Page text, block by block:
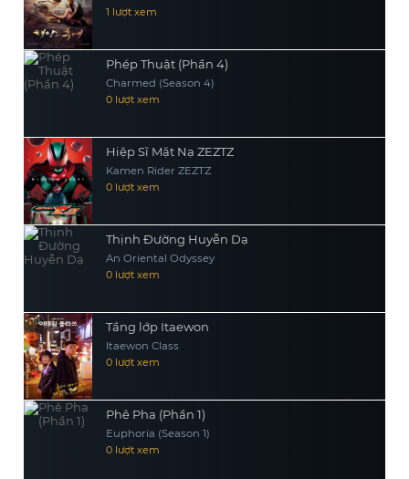
1 lượt xem
Phép Thuật (Phần 4)
Charmed (Season 4)
0 lượt xem
Hiệp Sĩ Mặt Nạ ZEZTZ
Kamen Rider ZEZTZ
0 lượt xem
Thịnh Đường Huyễn Dạ
An Oriental Odyssey
0 lượt xem
Tầng lớp Itaewon
Itaewon Class
0 lượt xem
Phê Pha (Phần 1)
Euphoria (Season 1)
0 lượt xem